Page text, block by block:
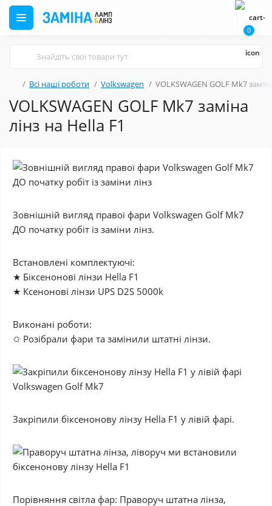
0
Всі наші роботи Volkswagen VOLKSWAGEN GOLF Mk7
VOLKSWAGEN GOLF Mk7 заміна
лінз на Hella F1
Зовнішній вигляд правої фари Volkswagen Golf Mk7
ДО початку робіт із заміни лінз.
Встановлені комплектуючі:
★ Біксенонові лінзи Hella F1
★ Ксенонові лінзи UPS D2S 5000k
Виконані роботи:
✩ Розібрали фари та замінили штатні лінзи.
Закріпили біксенонову лінзу Hella F1 у лівій фарі.
Порівняння світла фар: Праворуч штатна лінза,